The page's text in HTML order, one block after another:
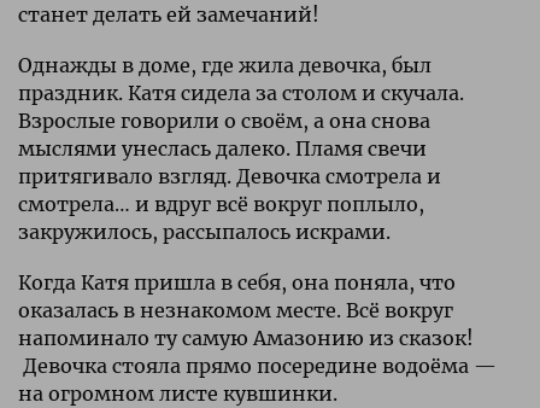
станет делать ей замечаний!
Однажды в доме, где жила девочка, был
праздник. Катя сидела за столом и скучала.
Взрослые говорили о своём, а она снова
мыслями унеслась далеко. Пламя свечи
притягивало взгляд. Девочка смотрела и
смотрела… и вдруг всё вокруг поплыло,
закружилось, рассыпалось искрами.
Когда Катя пришла в себя, она поняла, что
оказалась в незнакомом месте. Всё вокруг
напоминало ту самую Амазонию из сказок!
Девочка стояла прямо посередине водоёма —
на огромном листе кувшинки.